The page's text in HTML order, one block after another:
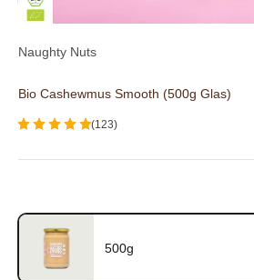
Naughty Nuts
Bio Cashewmus Smooth (500g Glas)
(123)
500g, 11,99 €, Grundpreis 23,98 €/kg
500g